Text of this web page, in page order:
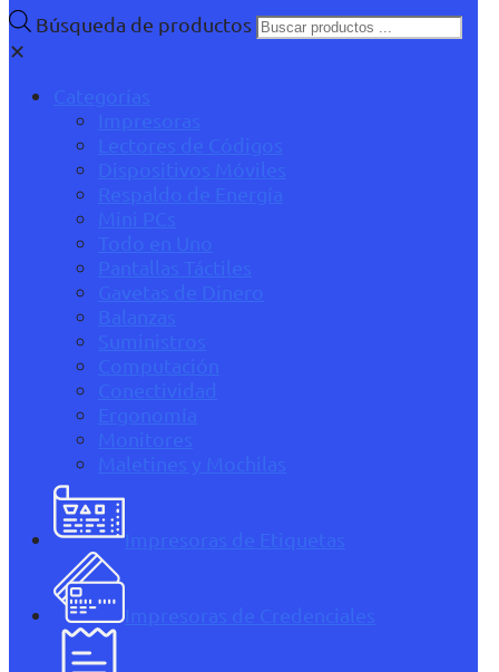
Búsqueda de productos
✕
Categorías
Impresoras
Lectores de Códigos
Dispositivos Móviles
Respaldo de Energía
Mini PCs
Todo en Uno
Pantallas Táctiles
Gavetas de Dinero
Balanzas
Suministros
Computación
Conectividad
Ergonomía
Monitores
Maletines y Mochilas
Impresoras de Etiquetas
Impresoras de Credenciales